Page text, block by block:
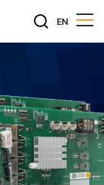
EN